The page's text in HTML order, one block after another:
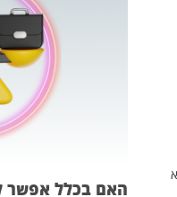
האם בכלל אפשר